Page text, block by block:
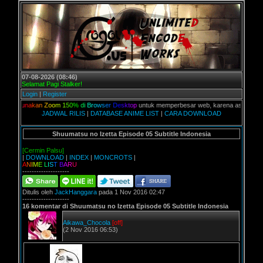
07-08-2026 (08:46)
Selamat Pagi Stalker!
Login | Register
n Zoom 150% di Browser Desktopuntuk memperbesar web, karena aslinya web ini
JADWAL RILIS | DATABASE ANIME LIST | CARA DOWNLOAD
Shuumatsu no Izetta Episode 05 Subtitle Indonesia
[Cermin Palsu]
| DOWNLOAD | INDEX | MONCROTS |
ANIME L IST BARU
--------------------
Ditulis oleh JackHanggara pada 1 Nov 2016 02:47
--------------------
16 komentar di Shuumatsu no Izetta Episode 05 Subtitle Indonesia
Aikawa_Chocola [off]
(2 Nov 2016 06:53)